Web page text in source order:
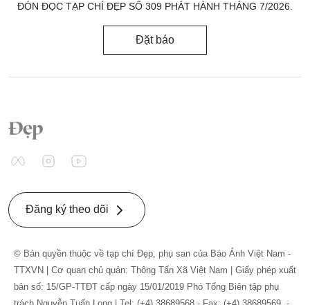
ĐÓN ĐỌC TẠP CHÍ ĐẸP SỐ 309 PHÁT HÀNH THÁNG 7/2026.
Đặt báo
Đăng ký theo dõi
© Bản quyền thuộc về tạp chí Đẹp, phụ san của Báo Ảnh Việt Nam -
TTXVN | Cơ quan chủ quản: Thông Tấn Xã Việt Nam | Giấy phép xuất
bản số: 15/GP-TTĐT cấp ngày 15/01/2019 Phó Tổng Biên tập phụ